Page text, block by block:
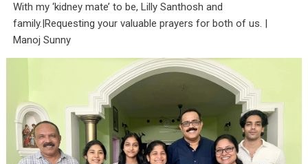
With my ‘kidney mate’ to be, Lilly Santhosh and
family.|Requesting your valuable prayers for both of us. |
Manoj Sunny